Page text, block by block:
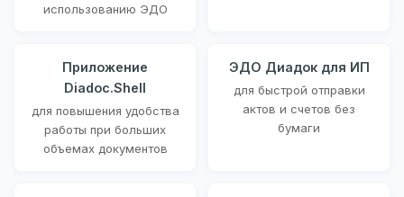
использованию ЭДО
Приложение
Diadoc.Shell
для повышения удобства
работы при больших
объемах документов
ЭДО Диадок для ИП
для быстрой отправки
актов и счетов без
бумаги